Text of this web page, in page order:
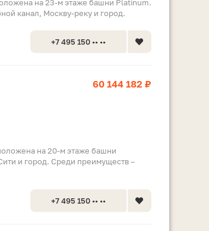
на 23-м этаже башни Platinum.
канал, Москву-реку и город.
+7 495 150 •• ••
60 144 182 ₽
на 20-м этаже башни
и город. Среди преимуществ –
+7 495 150 •• ••